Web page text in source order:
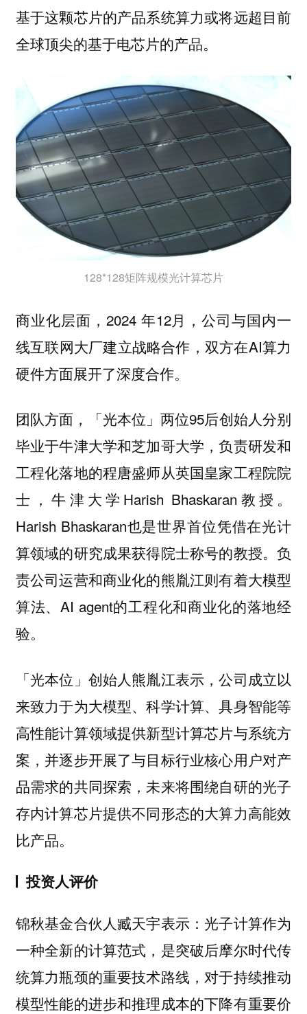
基于这颗芯片的产品系统算力或将远超目前
全球顶尖的基于电芯片的产品。
128*128矩阵规模光计算芯片
商业化层面，2024 年12月，公司与国内一
线互联网大厂建立战略合作，双方在AI算力
硬件方面展开了深度合作。
团队方面，「光本位」两位95后创始人分别
毕业于牛津大学和芝加哥大学，负责研发和
工程化落地的程唐盛师从英国皇家工程院院
士，牛津大学Harish Bhaskaran教授。
Harish Bhaskaran也是世界首位凭借在光计
算领域的研究成果获得院士称号的教授。负
责公司运营和商业化的熊胤江则有着大模型
算法、AI agent的工程化和商业化的落地经
验。
「光本位」创始人熊胤江表示，公司成立以
来致力于为大模型、科学计算、具身智能等
高性能计算领域提供新型计算芯片与系统方
案，并逐步开展了与目标行业核心用户对产
品需求的共同探索，未来将围绕自研的光子
存内计算芯片提供不同形态的大算力高能效
比产品。
投资人评价
锦秋基金合伙人臧天宇表示：光子计算作为
一种全新的计算范式，是突破后摩尔时代传
统算力瓶颈的重要技术路线，对于持续推动
模型性能的进步和推理成本的下降有重要价